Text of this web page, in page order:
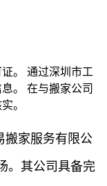
。 通过深圳市工
。 在与搬家公司
。
搬家服务有限公
。其公司具备完